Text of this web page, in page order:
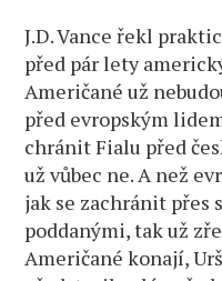
J.D. Vance řekl
před pár lety
Američané už
před evropským
chránit Fialu před
už vůbec ne. A než
jak se zachránit přes
poddanými, tak už
Američané konají,